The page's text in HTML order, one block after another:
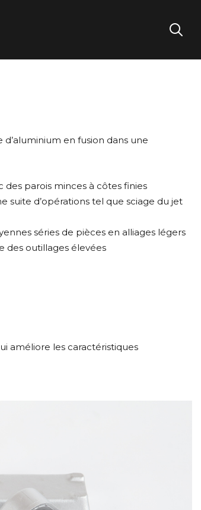
en fusion dans une
parois minces à côtes finies
d’opérations tel que sciage du jet
séries de pièces en alliages légers
des outillages élevées
améliore les caractéristiques